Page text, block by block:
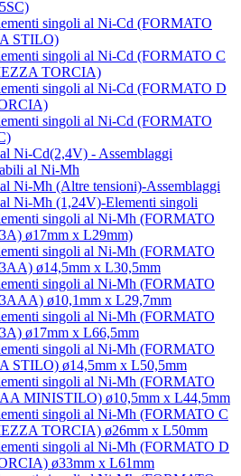
singoli al Ni-Cd (FORMATO
STILO)
singoli al Ni-Cd (FORMATO C
TORCIA)
singoli al Ni-Cd (FORMATO D
singoli al Ni-Cd (FORMATO
Ni-Cd(2,4V) - Assemblaggi
al Ni-Mh
Ni-Mh (Altre tensioni)-Assemblaggi
Ni-Mh (1,24V)-Elementi singoli
singoli al Ni-Mh (FORMATO
ø17mm x L29mm)
singoli al Ni-Mh (FORMATO
ø14,5mm x L30,5mm
singoli al Ni-Mh (FORMATO
ø10,1mm x L29,7mm
singoli al Ni-Mh (FORMATO
ø17mm x L66,5mm
singoli al Ni-Mh (FORMATO
STILO) ø14,5mm x L50,5mm
singoli al Ni-Mh (FORMATO
MINISTILO) ø10,5mm x L44,5mm
singoli al Ni-Mh (FORMATO C
TORCIA) ø26mm x L50mm
singoli al Ni-Mh (FORMATO D
ø33mm x L61mm